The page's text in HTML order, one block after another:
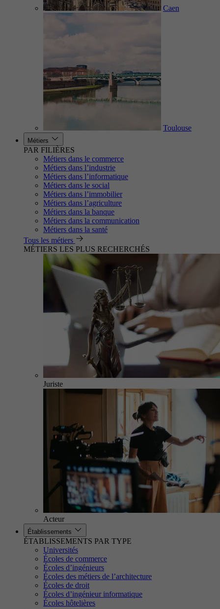
Caen
Toulouse
Métiers
PAR FILIÈRES
Métiers dans le commerce
Métiers dans l’industrie
Métiers dans l’informatique
Métiers dans le social
Métiers dans l’immobilier
Métiers dans l’agriculture
Métiers dans la banque
Métiers dans la communication
Métiers dans la santé
Tous les métiers
MÉTIERS LES PLUS RECHERCHÉS
Juriste
Acteur
Établissements
ÉTABLISSEMENTS PAR TYPE
Universités
Écoles de commerce
Écoles d’ingénieurs
Écoles des métiers de l’architecture
Écoles de droit
Écoles d’ingénieur informatique
Écoles hôtelières